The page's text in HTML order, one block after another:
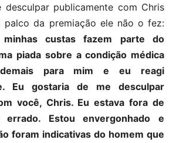
desculpar publicamente com Chris
palco da premiação ele não o fez:
minhas custas fazem parte do
piada sobre a condição médica
para mim e eu reagi
Eu gostaria de me desculpar
você, Chris. Eu estava fora de
Estou envergonhado e
foram indicativas do homem que